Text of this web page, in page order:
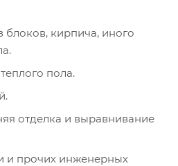
блоков, кирпича, иного
пола.
отделка и выравнивание
и прочих инженерных